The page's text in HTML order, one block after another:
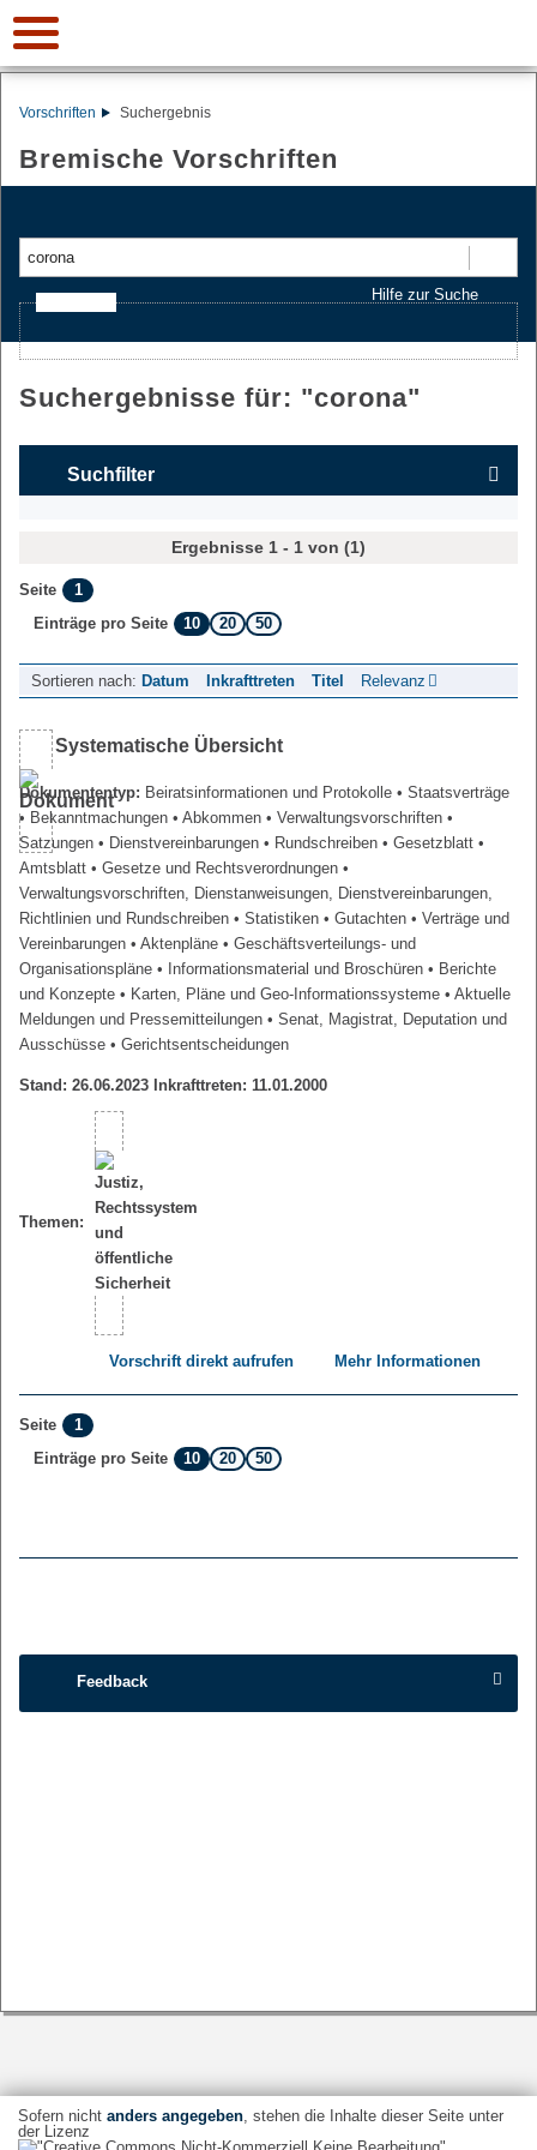
Vorschriften Suchergebnis
Bremische Vorschriften
Hilfe zur Suche
Suchergebnisse für: "corona"
Suchfilter
Ergebnisse 1 - 1 von (1)
Seite
1
Einträge pro Seite
10 20 50
Sortieren nach: Datum Inkrafttreten Titel Relevanz
Systematische Übersicht
Dokumententyp: Beiratsinformationen und Protokolle • Staatsverträge
• Bekanntmachungen • Abkommen • Verwaltungsvorschriften •
Satzungen • Dienstvereinbarungen • Rundschreiben • Gesetzblatt •
Amtsblatt • Gesetze und Rechtsverordnungen •
Verwaltungsvorschriften, Dienstanweisungen, Dienstvereinbarungen,
Richtlinien und Rundschreiben • Statistiken • Gutachten • Verträge und
Vereinbarungen • Aktenpläne • Geschäftsverteilungs- und
Organisationspläne • Informationsmaterial und Broschüren • Berichte
und Konzepte • Karten, Pläne und Geo-Informationssysteme • Aktuelle
Meldungen und Pressemitteilungen • Senat, Magistrat, Deputation und
Ausschüsse • Gerichtsentscheidungen
Stand: 26.06.2023 Inkrafttreten: 11.01.2000
Themen:
Vorschrift direkt aufrufen Mehr Informationen
Seite
1
Einträge pro Seite
10 20 50
Feedback
Sofern nicht anders angegeben, stehen die Inhalte dieser Seite unter
der Lizenz